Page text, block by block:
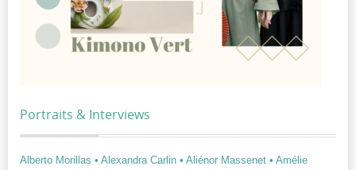
Portraits & Interviews
Alberto Morillas • Alexandra Carlin • Aliénor Massenet • Amélie